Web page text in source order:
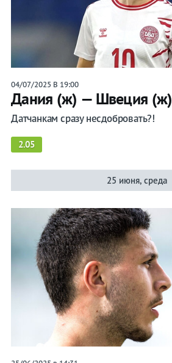
04/07/2025 В 19:00
Дания (ж) — Швеция (ж)
Датчанкам сразу несдобровать?!
2.05
25 июня, среда